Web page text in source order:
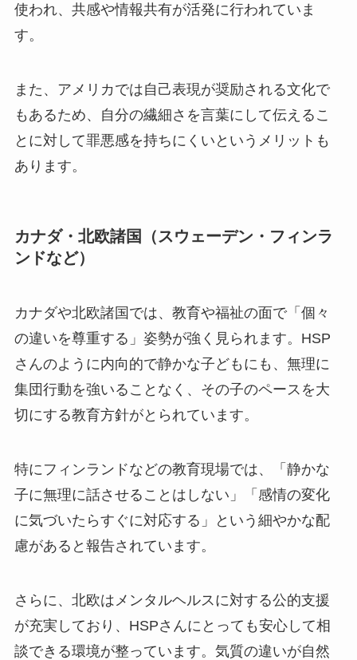
使われ、共感や情報共有が活発に行われていま
す。
また、アメリカでは自己表現が奨励される文化で
もあるため、自分の繊細さを言葉にして伝えるこ
とに対して罪悪感を持ちにくいというメリットも
あります。
カナダ・北欧諸国（スウェーデン・フィンラ
ンドなど）
カナダや北欧諸国では、教育や福祉の面で「個々
の違いを尊重する」姿勢が強く見られます。HSP
さんのように内向的で静かな子どもにも、無理に
集団行動を強いることなく、その子のペースを大
切にする教育方針がとられています。
特にフィンランドなどの教育現場では、「静かな
子に無理に話させることはしない」「感情の変化
に気づいたらすぐに対応する」という細やかな配
慮があると報告されています。
さらに、北欧はメンタルヘルスに対する公的支援
が充実しており、HSPさんにとっても安心して相
談できる環境が整っています。気質の違いが自然